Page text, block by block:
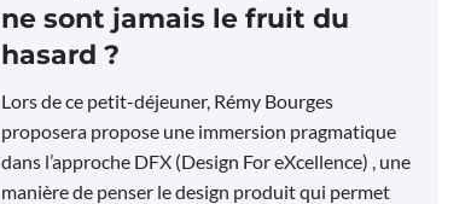
ne sont jamais le fruit du
hasard ?
Lors de ce petit-déjeuner, Rémy Bourges
proposera propose une immersion pragmatique
dans l’approche DFX (Design For eXcellence) , une
manière de penser le design produit qui permet